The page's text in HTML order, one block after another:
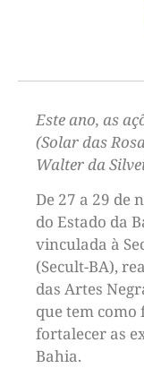
Este ano, as
(Solar das
Walter da
De 27 a 29 de
do Estado da
vinculada à
(Secult-BA),
das Artes
que tem
fortalecer as
Bahia.